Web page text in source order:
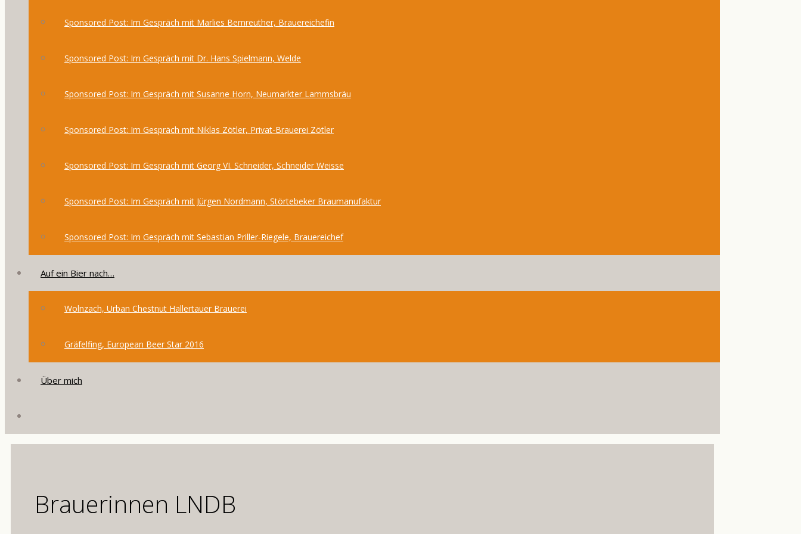
Sponsored Post: Im Gespräch mit Marlies Bernreuther, Brauereichefin
Sponsored Post: Im Gespräch mit Dr. Hans Spielmann, Welde
Sponsored Post: Im Gespräch mit Susanne Horn, Neumarkter Lammsbräu
Sponsored Post: Im Gespräch mit Niklas Zötler, Privat-Brauerei Zötler
Sponsored Post: Im Gespräch mit Georg VI. Schneider, Schneider Weisse
Sponsored Post: Im Gespräch mit Jürgen Nordmann, Störtebeker Braumanufaktur
Sponsored Post: Im Gespräch mit Sebastian Priller-Riegele, Brauereichef
Auf ein Bier nach…
Wolnzach, Urban Chestnut Hallertauer Brauerei
Gräfelfing, European Beer Star 2016
Über mich
Brauerinnen LNDB